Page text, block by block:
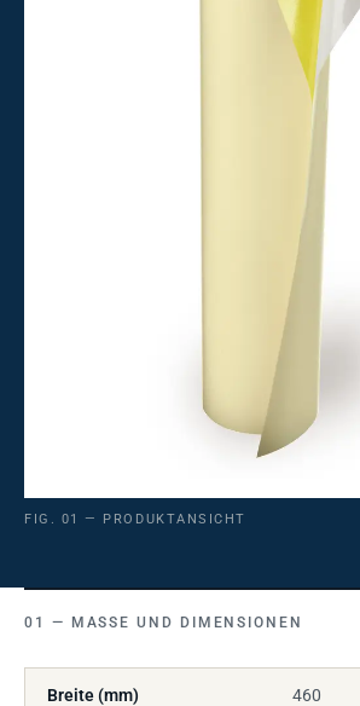
FIG. 01 — PRODUKTANSICHT
MASSE UND DIMENSIONEN
Breite (mm) 460